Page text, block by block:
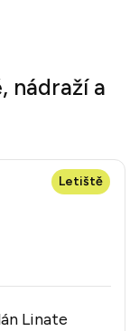
nádraží a
Letiště
Linate